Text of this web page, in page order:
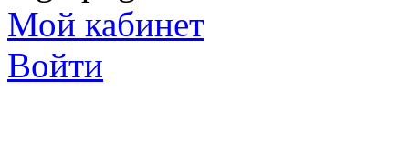
Мой кабинет
Войти